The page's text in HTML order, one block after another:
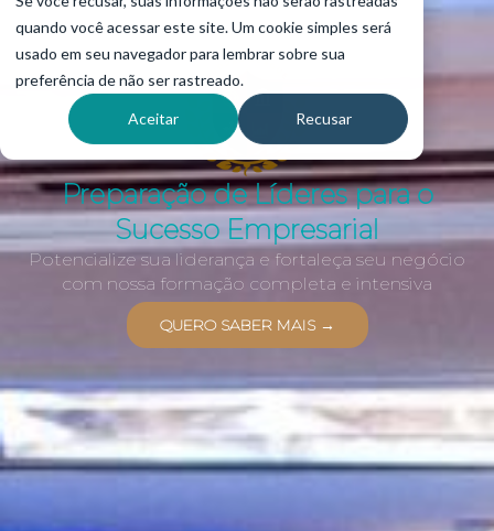
quando você acessar este site. Um cookie simples será
usado em seu navegador para lembrar sobre sua
preferência de não ser rastreado.
Aceitar Recusar
Preparação de Líderes para o
Sucesso Empresarial
Potencialize sua liderança e fortaleça seu negócio
com nossa formação completa e intensiva
QUERO SABER MAIS →